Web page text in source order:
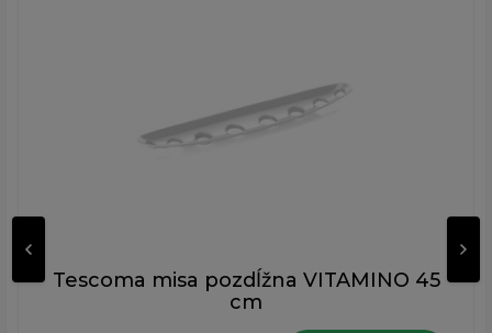
Tescoma misa pozdĺžna VITAMINO 45
cm